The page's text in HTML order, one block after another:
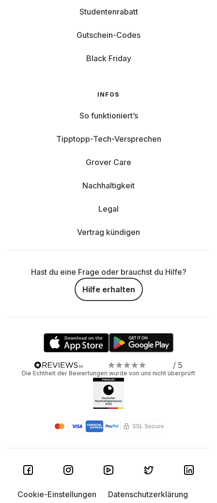
Studentenrabatt
Gutschein-Codes
Black Friday
INFOS
So funktioniert’s
Tipptopp-Tech-Versprechen
Grover Care
Nachhaltigkeit
Legal
Vertrag kündigen
Hast du eine Frage oder brauchst du Hilfe?
Hilfe erhalten
/ 5
Die Echtheit der Bewertungen wurde von uns nicht überprüft
Cookie-Einstellungen
Datenschutzerklärung